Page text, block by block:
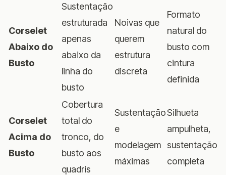
Corselet
Abaixo do
Busto
Sustentação
estruturada
apenas
abaixo da
linha do
busto
Noivas que
querem
estrutura
discreta
Formato
natural do
busto com
cintura
definida
Corselet
Acima do
Busto
Cobertura
total do
tronco, do
busto aos
quadris
Sustentação
e
modelagem
máximas
Silhueta
ampulheta,
sustentação
completa